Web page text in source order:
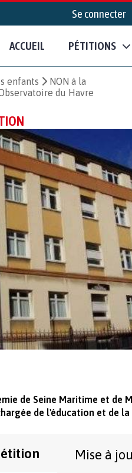
Se connecter
ACCUEIL PÉTITIONS
enfants
NON à la
du Havre
de Seine Maritime et de
de l'éducation et de
Mise à